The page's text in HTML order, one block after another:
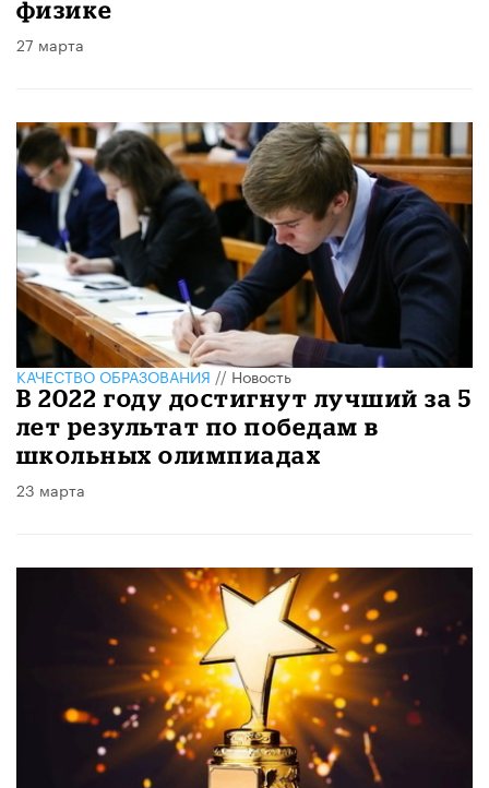
физике
27 марта
КАЧЕСТВО ОБРАЗОВАНИЯ //Новость
В 2022 году достигнут лучший за 5
лет результат по победам в
школьных олимпиадах
23 марта